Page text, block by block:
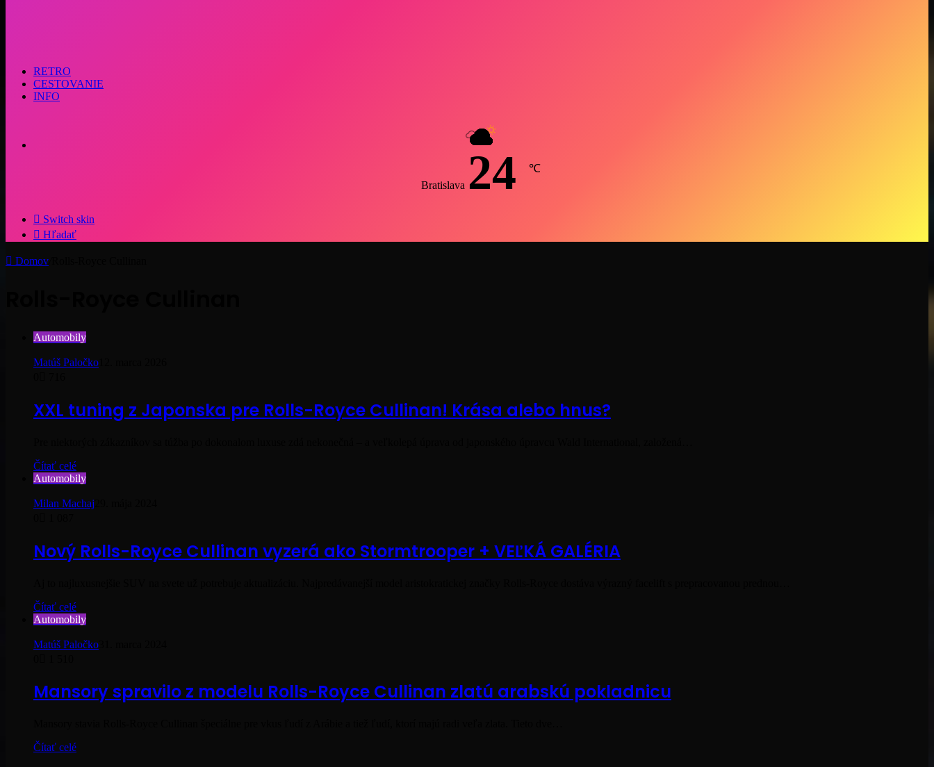
RETRO
CESTOVANIE
INFO
Bratislava 24 ℃
Switch skin
Hľadať
Domov
Automobily
Matúš Paločko
XXL tuning z Japonska pre Rolls-Royce Cullinan! Krása alebo hnus?
Čítať celé
Automobily
Milan Machaj
Nový Rolls-Royce Cullinan vyzerá ako Stormtrooper + VEĽKÁ GALÉRIA
Čítať celé
Automobily
Matúš Paločko
Mansory spravilo z modelu Rolls-Royce Cullinan zlatú arabskú pokladnicu
Čítať celé